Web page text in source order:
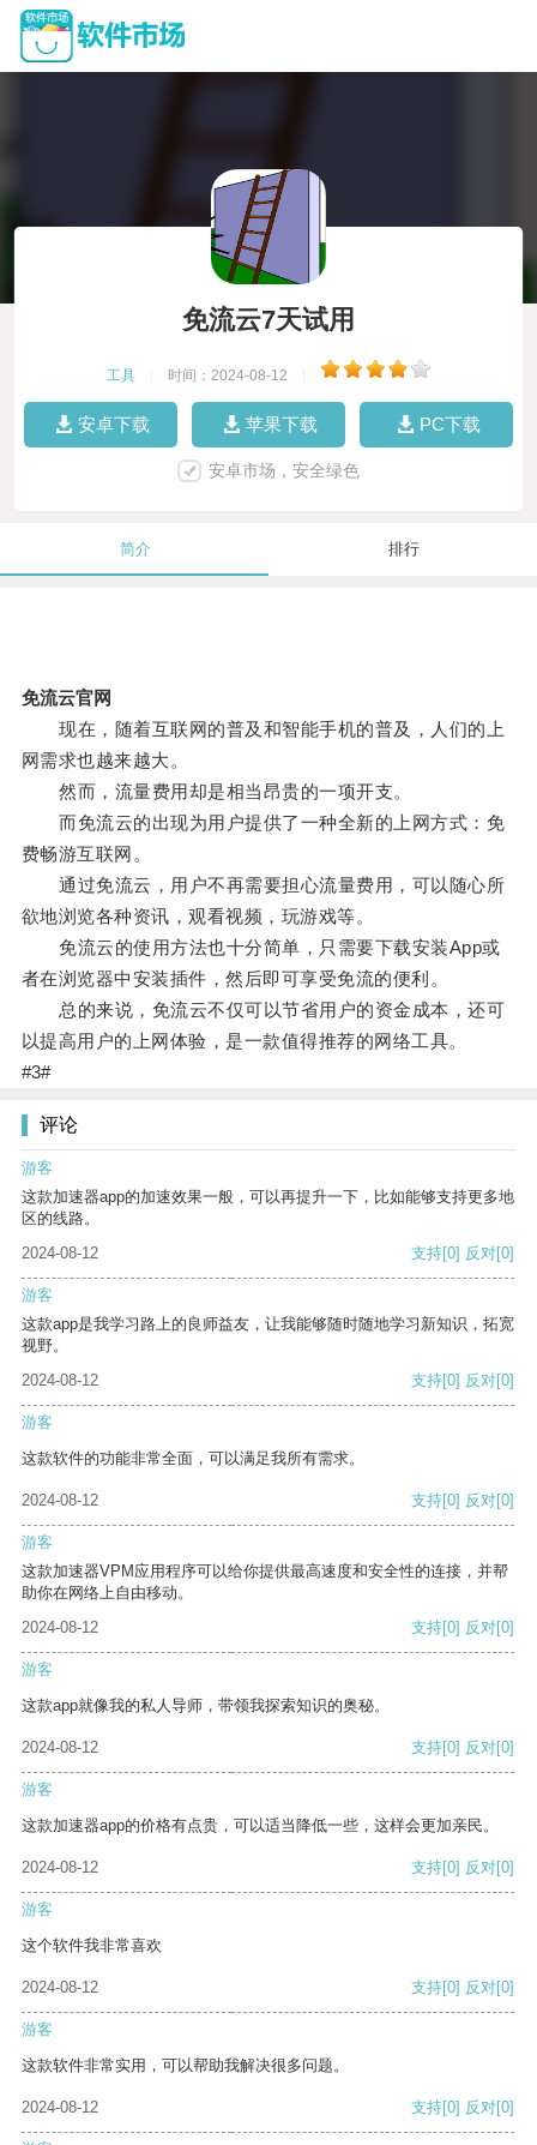
免流云7天试用
工具 时间：2024-08-12
安卓下载 苹果下载 PC下载
安卓市场，安全绿色
简介 排行
免流云官网
现在，随着互联网的普及和智能手机的普及，人们的上
网需求也越来越大。
然而，流量费用却是相当昂贵的一项开支。
而免流云的出现为用户提供了一种全新的上网方式：免
费畅游互联网。
通过免流云，用户不再需要担心流量费用，可以随心所
欲地浏览各种资讯，观看视频，玩游戏等。
免流云的使用方法也十分简单，只需要下载安装App或
者在浏览器中安装插件，然后即可享受免流的便利。
总的来说，免流云不仅可以节省用户的资金成本，还可
以提高用户的上网体验，是一款值得推荐的网络工具。
#3#
评论
游客
这款加速器app的加速效果一般，可以再提升一下，比如能够支持更多地
区的线路。
2024-08-12
支持[0] 反对[0]
游客
这款app是我学习路上的良师益友，让我能够随时随地学习新知识，拓宽
视野。
2024-08-12
支持[0] 反对[0]
游客
这款软件的功能非常全面，可以满足我所有需求。
2024-08-12 支持[0] 反对[0]
游客
这款加速器VPM应用程序可以给你提供最高速度和安全性的连接，并帮
助你在网络上自由移动。
2024-08-12
支持[0] 反对[0]
游客
这款app就像我的私人导师，带领我探索知识的奥秘。
2024-08-12 支持[0] 反对[0]
游客
这款加速器app的价格有点贵，可以适当降低一些，这样会更加亲民。
2024-08-12 支持[0] 反对[0]
游客
这个软件我非常喜欢
2024-08-12 支持[0] 反对[0]
游客
这款软件非常实用，可以帮助我解决很多问题。
2024-08-12 支持[0] 反对[0]